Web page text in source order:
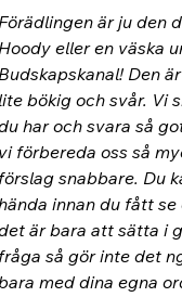
är ju den
eller en väska
Den
bökig och svår. Vi
har och svara så
förbereda oss så
snabbare. Du
innan du fått
är bara att sätta i
så gör inte det
med dina egna